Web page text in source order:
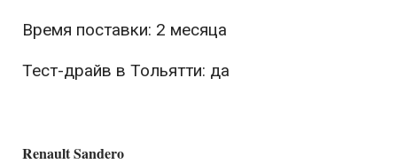
Время поставки: 2 месяца
Тест-драйв в Тольятти: да
Renault Sandero